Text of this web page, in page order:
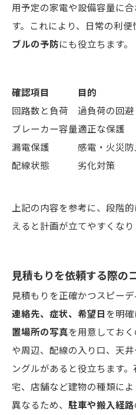
用予定の家電や設備容量に
す。これにより、日常の利便
ブルの予防にも役立ちます。
確認項目 目的
回路数と負荷
過負荷の回避
ブレーカー容量適正な保護
漏電保護
感電・火災
配線状態
劣化対策
上記の内容を参考に、段階
えると計画が立てやすくなり
見積もりを依頼する際の
見積もりを正確かつスピーデ
連絡先、症状、希望日を明
置場所の写真を用意してお
や周辺、配線の入り口、天
ングルがあると役立ちます
宅、店舗など建物の種類に
異なるため、 駐車や搬入経路